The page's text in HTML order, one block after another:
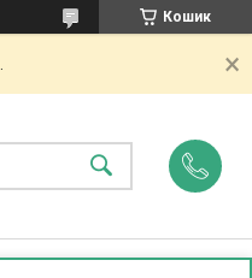
Кошик